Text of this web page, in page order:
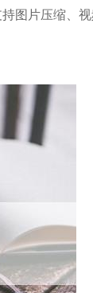
图片压缩、